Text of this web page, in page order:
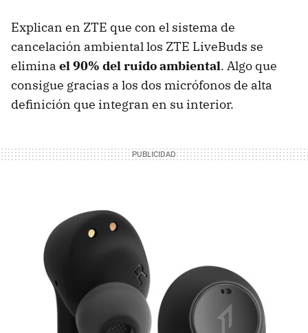
Explican en ZTE que con el sistema de
cancelación ambiental los ZTE LiveBuds se
elimina el 90% del ruido ambiental. Algo que
consigue gracias a los dos micrófonos de alta
definición que integran en su interior.